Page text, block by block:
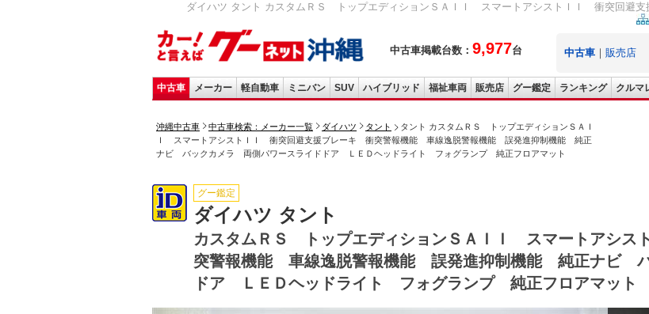
ダイハツ タント カスタムＲＳ トップエディションＳＡＩＩ スマートアシストＩＩ 衝突回
中古車掲載台数： 9,977台 中古車 ｜ 販売店
中古車 メーカー 軽自動車 ミニバン SUV ハイブリッド 福祉車両 販売店 グー鑑定 ランキング クルマ
沖縄中古車 中古車検索：メーカー一覧 ダイハツ タント
タント カスタムＲＳ トップエディションＳＡＩ
Ｉ スマートアシストＩＩ 衝突回避支援ブレーキ 衝突警報機能 車線逸脱警報機能 誤発進抑制機能 純正
ナビ バックカメラ 両側パワースライドドア ＬＥＤヘッドライト フォグランプ 純正フロアマット
グー鑑定
ダイハツ タント
カスタムＲＳ トップエディションＳＡＩＩ スマートアシ
突警報機能 車線逸脱警報機能 誤発進抑制機能 純正ナビ
ドア ＬＥＤヘッドライト フォグランプ 純正フロアマット